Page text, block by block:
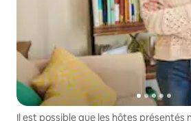
Il est possible que les hôtes présentés